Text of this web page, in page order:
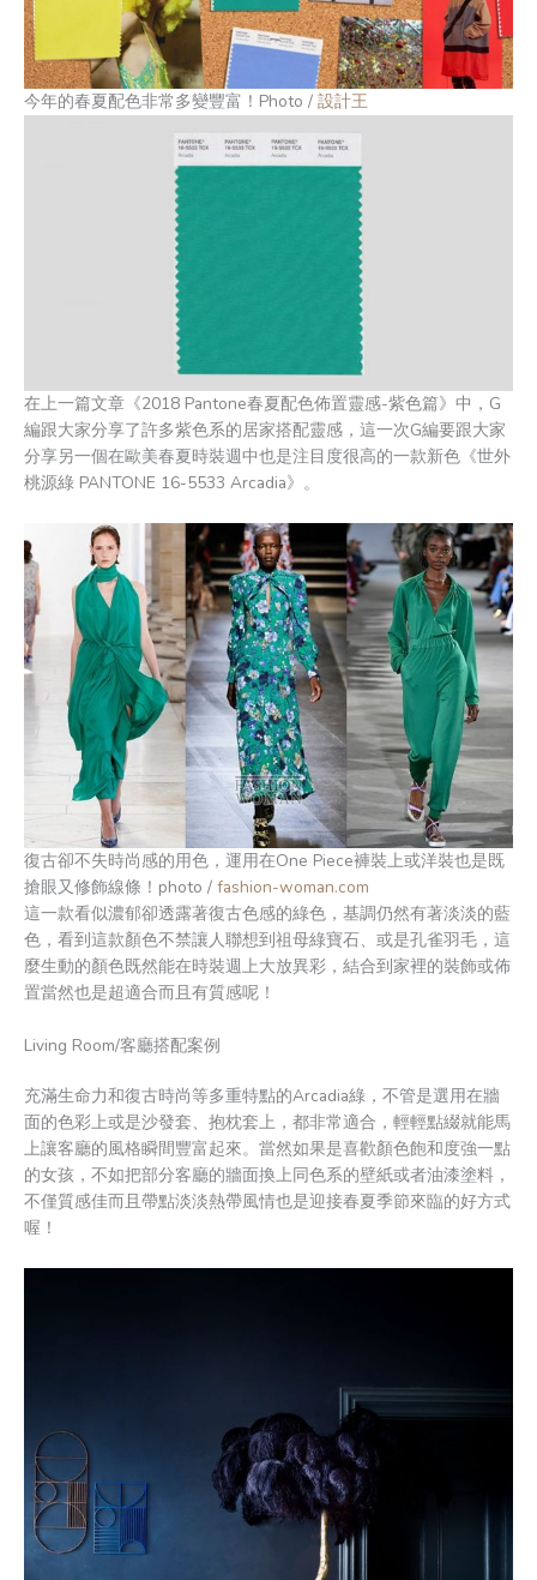
今年的春夏配色非常多變豐富！Photo / 設計王
在上一篇文章《2018 Pantone春夏配色佈置靈感-紫色篇》中，G
編跟大家分享了許多紫色系的居家搭配靈感，這一次G編要跟大家
分享另一個在歐美春夏時裝週中也是注目度很高的一款新色《世外
桃源綠 PANTONE 16-5533 Arcadia》。
復古卻不失時尚感的用色，運用在One Piece褲裝上或洋裝也是既
搶眼又修飾線條！photo / fashion-woman.com
這一款看似濃郁卻透露著復古色感的綠色，基調仍然有著淡淡的藍
色，看到這款顏色不禁讓人聯想到祖母綠寶石、或是孔雀羽毛，這
麼生動的顏色既然能在時裝週上大放異彩，結合到家裡的裝飾或佈
置當然也是超適合而且有質感呢！
Living Room/客廳搭配案例
充滿生命力和復古時尚等多重特點的Arcadia綠，不管是選用在牆
面的色彩上或是沙發套、抱枕套上，都非常適合，輕輕點綴就能馬
上讓客廳的風格瞬間豐富起來。當然如果是喜歡顏色飽和度強一點
的女孩，不如把部分客廳的牆面換上同色系的壁紙或者油漆塗料，
不僅質感佳而且帶點淡淡熱帶風情也是迎接春夏季節來臨的好方式
喔！